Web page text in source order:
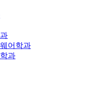
어학과
과